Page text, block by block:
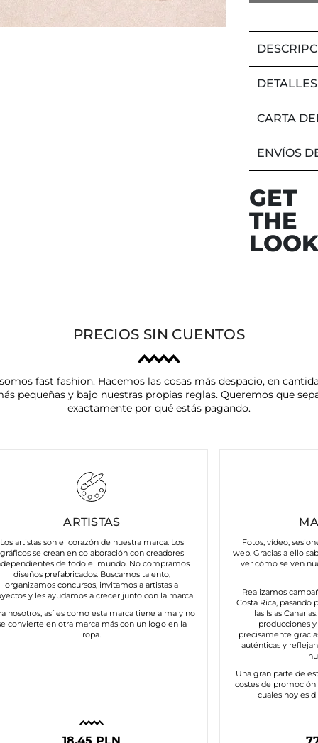
DETALLES
CARTA
ENVÍOS
GET
THE
LOOK
PRECIOS SIN CUENTOS
fast fashion. Hacemos las cosas más despacio, en
pequeñas y bajo nuestras propias reglas. Queremos que
exactamente por qué estás pagando.
ARTISTAS
Los artistas son el corazón de nuestra marca. Los
gráficos se crean en colaboración con creadores
de todo el mundo. No compramos
diseños prefabricados. Buscamos talento,
organizamos concursos, invitamos a artistas a
y les ayudamos a crecer junto con la marca.
nosotros, así es como esta marca tiene alma y no
convierte en otra marca más con un logo en la
ropa.
Fotos, vídeo,
web. Gracias a ello
ver cómo se ven
Realizamos
Costa Rica, pasando
las Islas
producciones
precisamente
auténticas y
Una gran parte de
costes de promoción
cuales hoy es